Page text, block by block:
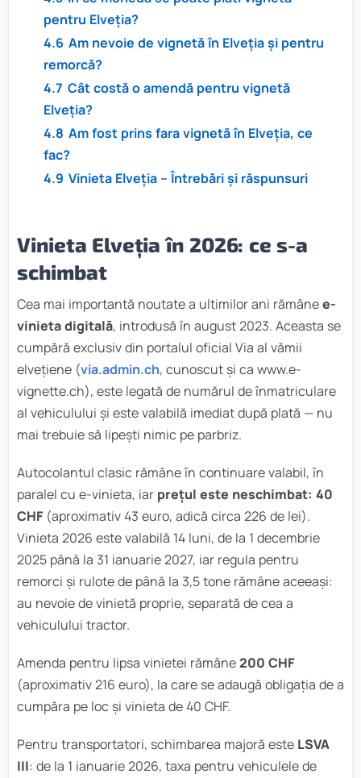
pentru Elveția?
4.6 Am nevoie de vignetă în Elveția și pentru
remorcă?
4.7 Cât costă o amendă pentru vignetă
Elveția?
4.8 Am fost prins fara vignetă în Elveția, ce
fac?
4.9 Vinieta Elveția – Întrebări și răspunsuri
Vinieta Elveția în 2026: ce s-a
schimbat
Cea mai importantă noutate a ultimilor ani rămânee-
vinieta digitală, introdusă în august 2023. Aceasta se
cumpără exclusiv din portalul oficial Via al vămii
elvețiene (via.admin.ch, cunoscut și ca www.e-
vignette.ch), este legată de numărul de înmatriculare
al vehiculului și este valabilă imediat după plată — nu
mai trebuie să lipești nimic pe parbriz.
Autocolantul clasic rămâne în continuare valabil, în
paralel cu e-vinieta, iar prețul este neschimbat: 40
CHF(aproximativ 43 euro, adică circa 226 de lei).
Vinieta 2026 este valabilă 14 luni, de la 1 decembrie
2025 până la 31 ianuarie 2027, iar regula pentru
remorci și rulote de până la 3,5 tone rămâne aceeași:
au nevoie de vinietă proprie, separată de cea a
vehiculului tractor.
Amenda pentru lipsa vinietei rămâne200 CHF
(aproximativ 216 euro), la care se adaugă obligația de a
cumpăra pe loc și vinieta de 40 CHF.
Pentru transportatori, schimbarea majoră este LSVA
III: de la 1 ianuarie 2026, taxa pentru vehiculele de